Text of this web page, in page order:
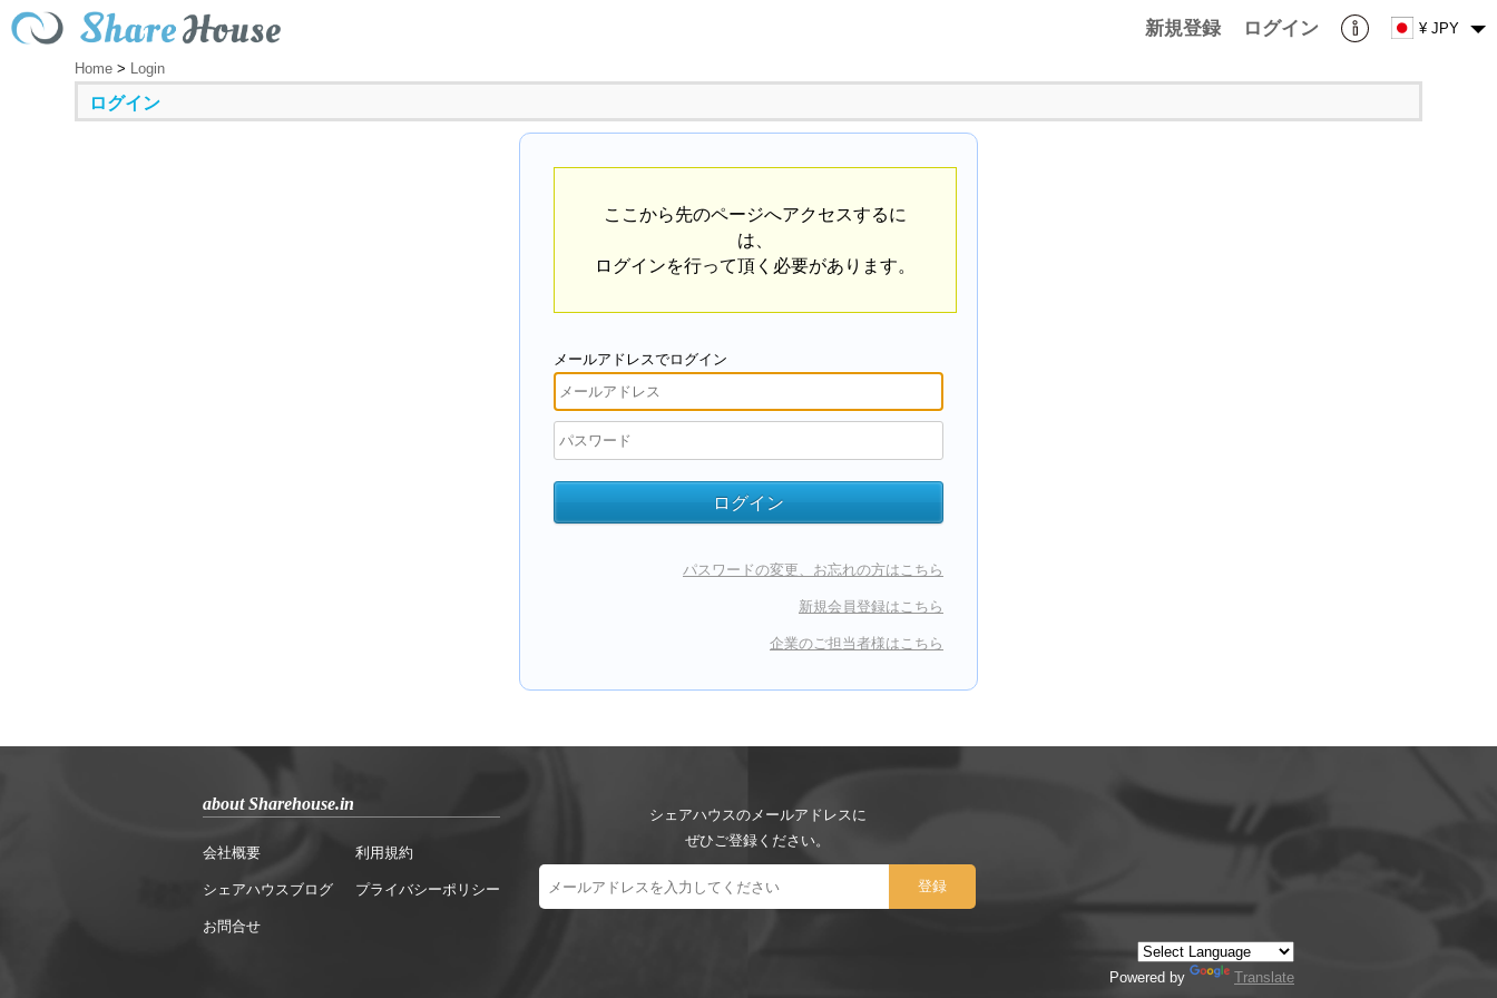
新規登録 ログイン ¥ JPY
Home > Login
ログイン
ここから先のページへアクセスするに
は、
ログインを行って頂く必要があります。
メールアドレスでログイン
パスワードの変更、お忘れの方はこちら
新規会員登録はこちら
企業のご担当者様はこちら
about Sharehouse.in
会社概要
シェアハウスブログ
お問合せ
利用規約
プライバシーポリシー
シェアハウスのメールアドレスに
ぜひご登録ください。
Powered by Translate